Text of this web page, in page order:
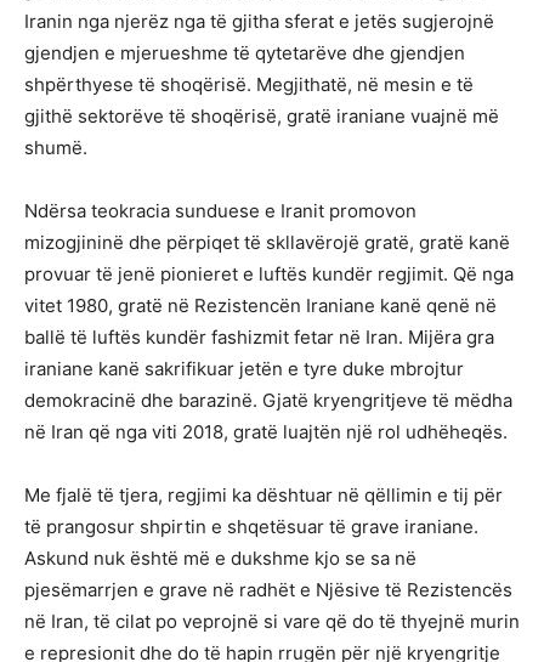
Iranin nga njerëz nga të gjitha sferat e jetës sugjerojnë
gjendjen e mjerueshme të qytetarëve dhe gjendjen
shpërthyese të shoqërisë. Megjithatë, në mesin e të
gjithë sektorëve të shoqërisë, gratë iraniane vuajnë më
shumë.
Ndërsa teokracia sunduese e Iranit promovon
mizogjininë dhe përpiqet të skllavërojë gratë, gratë kanë
provuar të jenë pionieret e luftës kundër regjimit. Që nga
vitet 1980, gratë në Rezistencën Iraniane kanë qenë në
ballë të luftës kundër fashizmit fetar në Iran. Mijëra gra
iraniane kanë sakrifikuar jetën e tyre duke mbrojtur
demokracinë dhe barazinë. Gjatë kryengritjeve të mëdha
në Iran që nga viti 2018, gratë luajtën një rol udhëheqës.
Me fjalë të tjera, regjimi ka dështuar në qëllimin e tij për
të prangosur shpirtin e shqetësuar të grave iraniane.
Askund nuk është më e dukshme kjo se sa në
pjesëmarrjen e grave në radhët e Njësive të Rezistencës
në Iran, të cilat po veprojnë si vare që do të thyejnë murin
e represionit dhe do të hapin rrugën për një kryengritje